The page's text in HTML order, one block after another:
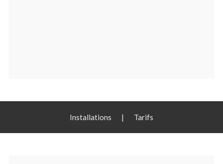
Installations | Tarifs